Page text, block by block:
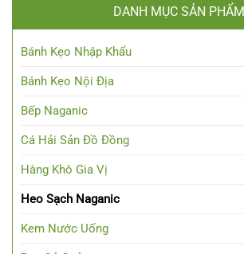
DANH MỤC SẢN PHẨM
Bánh Kẹo Nhập Khẩu
Bánh Kẹo Nội Địa
Bếp Naganic
Cá Hải Sản Đồ Đồng
Hàng Khô Gia Vị
Heo Sạch Naganic
Kem Nước Uống